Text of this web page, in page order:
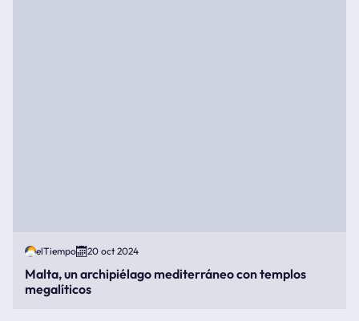
elTiempo 20 oct 2024
Malta, un archipiélago mediterráneo con templos
megalíticos